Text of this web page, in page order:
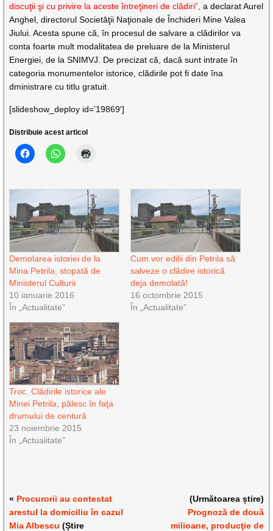
discuţii şi cu privire la aceste întreţineri de clădiri”, a declarat Aurel
Anghel, directorul Societăţii Naţionale de Închideri Mine Valea
Jiului. Acesta spune că, în procesul de salvare a clădirilor va
conta foarte mult modalitatea de preluare de la Ministerul
Energiei, de la SNIMVJ. De precizat că, dacă sunt intrate în
categoria monumentelor istorice, clădirile pot fi date îna
dministrare cu titlu gratuit.
[slideshow_deploy id=’19869′]
Distribuie acest articol
Demolarea istoriei de la
Mina Petrila, stopată de
Ministerul Culturii
10 ianuarie 2016
În „Actualitate”
Cum vor edilii din Petrila să
salveze o clădire istorică
deja demolată!
16 octombrie 2015
În „Actualitate”
Troc. Clădirile istorice ale
Minei Petrila, pălesc în faţa
drumului de centură
23 noiembrie 2015
În „Actualitate”
« Procurorii au contestat
arestul la domiciliu în cazul
Mia Albescu (Știre
(Următoarea știre)
Prognoză de două
milioane, producţie de